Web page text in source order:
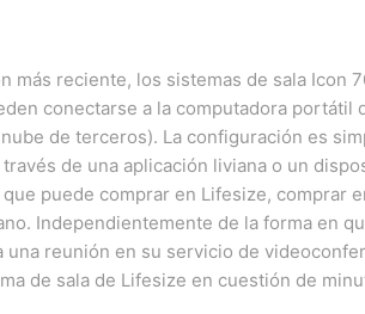
más reciente, los sistemas de sala Icon
conectarse a la computadora portátil
de terceros). La configuración es
de una aplicación liviana o un
que puede comprar en Lifesize, comprar
Independientemente de la forma en
una reunión en su servicio de
de sala de Lifesize en cuestión de